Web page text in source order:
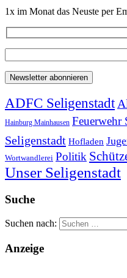
1x im Monat das Neuste per
ADFC Seligenstadt
Hainburg Mainhausen Feuerwehr
Seligenstadt Hofladen
Wortwandlerei Politik
Unser Seligenstadt
Suche
Suchen nach:
Anzeige